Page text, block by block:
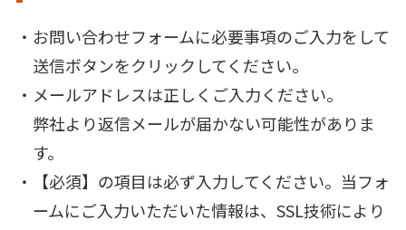
お問い合わせフォームに必要事項のご入力をして
送信ボタンをクリックしてください。
メールアドレスは正しくご入力ください。
弊社より返信メールが届かない可能性がありま
す。
【必須】の項目は必ず入力してください。当フォ
ームにご入力いただいた情報は、SSL技術により